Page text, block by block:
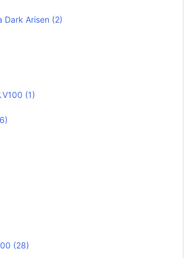
Dark Arisen (2)
V100 (1)
(28)